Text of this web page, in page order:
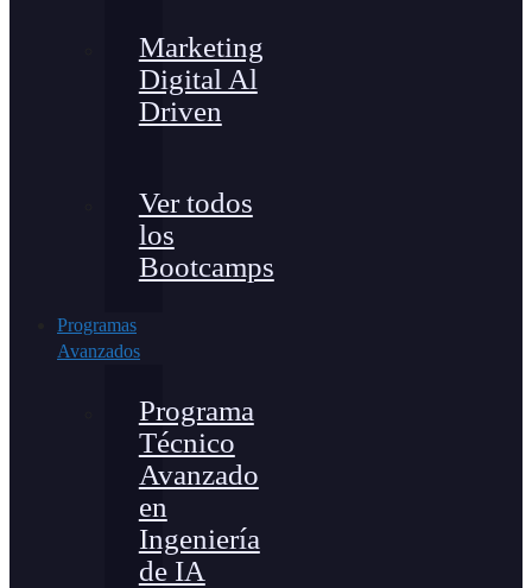
Marketing
Digital Al
Driven
Ver todos
los
Bootcamps
Programas
Avanzados
Programa
Técnico
Avanzado
en
Ingeniería
de IA